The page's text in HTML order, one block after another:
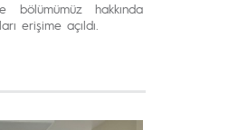
bölümümüz hakkında
erişime açıldı.